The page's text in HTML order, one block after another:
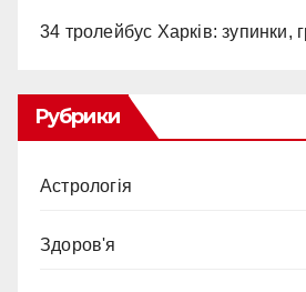
34 тролейбус Харків: зупинки,
Рубрики
Астрологія
Здоров'я